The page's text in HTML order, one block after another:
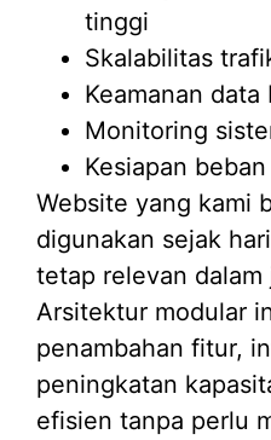
tinggi
Skalabilitas
Keamanan data
Monitoring
Kesiapan
Website yang kami
digunakan sejak
tetap relevan dalam
Arsitektur modular
penambahan fitur,
peningkatan
efisien tanpa perlu